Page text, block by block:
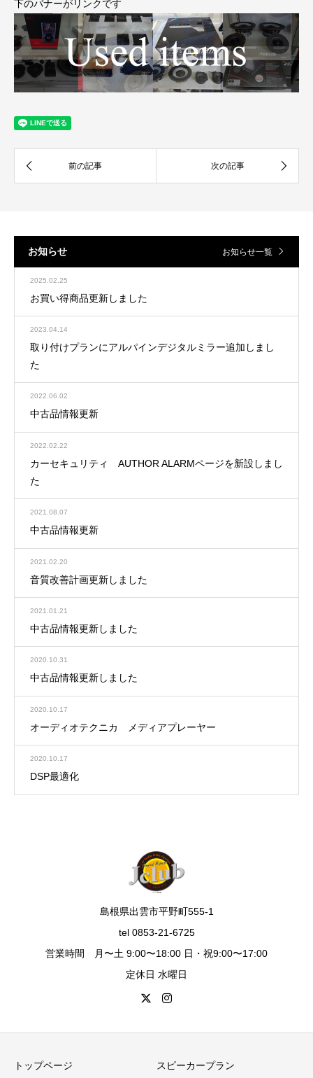
下のバナーがリンクです
お知らせ お知らせ一覧
2025.02.25
お買い得商品更新しました
2023.04.14
取り付けプランにアルパインデジタルミラー追加しまし
た
2022.06.02
中古品情報更新
2022.02.22
カーセキュリティ AUTHOR ALARMページを新設しまし
た
2021.08.07
中古品情報更新
2021.02.20
音質改善計画更新しました
2021.01.21
中古品情報更新しました
2020.10.31
中古品情報更新しました
2020.10.17
オーディオテクニカ メディアプレーヤー
2020.10.17
DSP最適化
島根県出雲市平野町555-1
tel 0853-21-6725
営業時間 月〜土 9:00〜18:00 日・祝9:00〜17:00
定休日 水曜日
トップページ スピーカープラン